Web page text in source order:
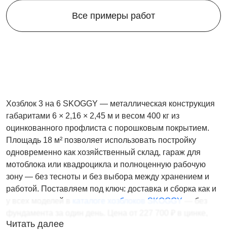
Все примеры работ
Хозблок 3 на 6 SKOGGY — металлическая конструкция
габаритами 6 × 2,16 × 2,45 м и весом 400 кг из
оцинкованного профлиста с порошковым покрытием.
Площадь 18 м² позволяет использовать постройку
одновременно как хозяйственный склад, гараж для
мотоблока или квадроцикла и полноценную рабочую
зону — без тесноты и без выбора между хранением и
работой. Поставляем под ключ: доставка и сборка как и
у всех моделей в
каталоге хозблоков SKOGGY — без
окрашенный вариант — уточняйте у менеджера.
Читать далее